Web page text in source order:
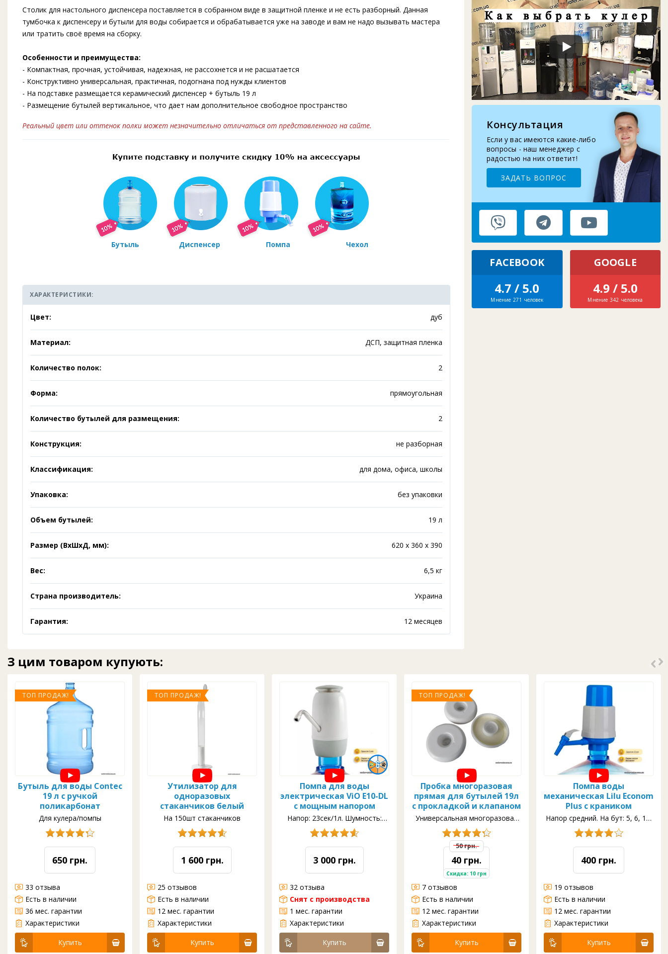
Столик для настольного диспенсера поставляется в собранном виде в защитной пленке и не есть разборный. Данная
тумбочка к диспенсеру и бутыли для воды собирается и обрабатывается уже на заводе и вам не надо вызывать мастера
или тратить своё время на сборку.
Особенности и преимущества:
- Компактная, прочная, устойчивая, надежная, не рассохнется и не расшатается
- Конструктивно универсальная, практичная, подогнана под нужды клиентов
- На подставке размещается керамический диспенсер + бутыль 19 л
- Размещение бутылей вертикальное, что дает нам дополнительное свободное пространство
Реальный цвет или оттенок полки может незначительно отличаться от представленного на сайте.
Бутыль Диспенсер Помпа Чехол
ХАРАКТЕРИСТИКИ:
Цвет: дуб
Материал: ДСП, защитная пленка
Количество полок: 2
Форма: прямоугольная
Количество бутылей для размещения: 2
Конструкция: не разборная
Классификация: для дома, офиса, школы
Упаковка: без упаковки
Объем бутылей: 19 л
Размер (ВхШхД, мм): 620 х 360 х 390
Вес: 6,5 кг
Страна производитель: Украина
Гарантия: 12 месяцев
Чистка и дезинфекция кулера для воды
своим...
2026-01-05
Кулер воды не работает, не греет и не
охла...
2025-11-07
Восстановление верхней крышки кулера
2025-10-29
Запчасти для помпы воды: шланг, носик,
про...
2025-09-10
Замена бутыле-приемника кулера для
воды
Консультация
Если у вас имеются какие-либо
вопросы - наш менеджер с
радостью на них ответит!
ЗАДАТЬ ВОПРОС
FACEBOOK
4.7 / 5.0
Мнение 271 человек
GOOGLE
4.9 / 5.0
Мнение 342 человека
З цим товаром купують:
ТОП ПРОДАЖ!
Бутыль для воды Contec
19 л с ручкой
поликарбонат
Для кулера/помпы
650 грн.
33 отзыва
Есть в наличии
36 мес. гарантии
Поликарбонатные бутыли для воды 19л есть с ручкой для переноса и без ручки. Бутыли 18,9 л. для питьевой воды можно использовать совместно с кулерами для воды, помпами для воды, диспенсерами для воды. А так же есть специальные р
Характеристики
Купить
ТОП ПРОДАЖ!
Утилизатор для
одноразовых
стаканчиков белый
На 150шт стаканчиков
1 600 грн.
25 отзывов
Есть в наличии
12 мес. гарантии
Характеристики отсутствуют
Характеристики
Купить
Помпа для воды
электрическая ViO E10-DL
с мощным напором
Напор: 23сек/1л. Шумность:
50дБ.
3 000 грн.
32 отзыва
Снят с производства
1 мес. гарантии
?feature=sharedип: электрическая
Питание: аккумулятор
Управление: кнопка
Скорость напора: 1л/23 сек
Заряда хватит на: ~4 бут.
Шумность: средняя -50дБ.
Двойной мотор
Защита от детей
Характеристики
Купить
ТОП ПРОДАЖ!
Пробка многоразовая
прямая для бутылей 19л
с прокладкой и клапаном
Универсальная многоразовая
пробка
50 грн.
40 грн.
Скидка: 10 грн
7 отзывов
Есть в наличии
12 мес. гарантии
Универсальная пробка на все бутыли
Характеристики
Купить
Помпа воды
механическая Lilu Econom
Plus с краником
Напор средний. На бут: 5, 6, 13,
19л
400 грн.
19 отзывов
Есть в наличии
12 мес. гарантии
Тип: механическая
Крепление: защелка
Переходник на 5-6 л: да
Мощность нажатия: 80 г воды
Воздушный фильтра: нет
Краник
Характеристики
Купить